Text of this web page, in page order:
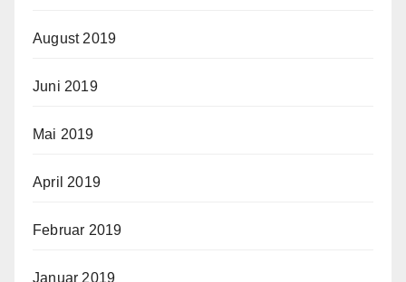
August 2019
Juni 2019
Mai 2019
April 2019
Februar 2019
Januar 2019